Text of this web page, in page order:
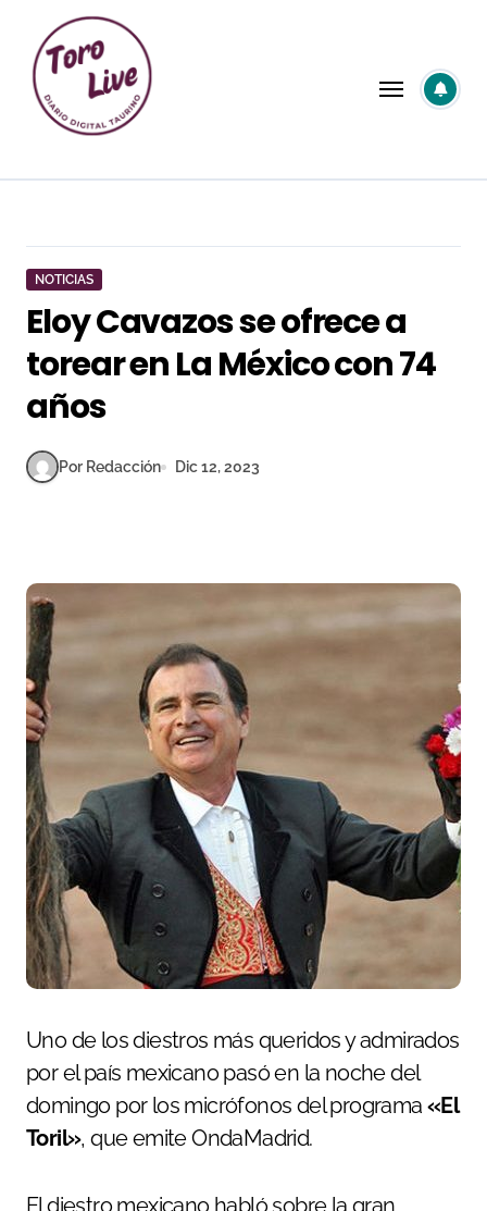
contenido
NOTICIAS
Eloy Cavazos se ofrece a
torear en La México con 74
años
Por Redacción Dic 12, 2023
Uno de los diestros más queridos y admirados
por el país mexicano pasó en la noche del
domingo por los micrófonos del programa «El
Toril», que emite OndaMadrid.
El diestro mexicano habló sobre la gran